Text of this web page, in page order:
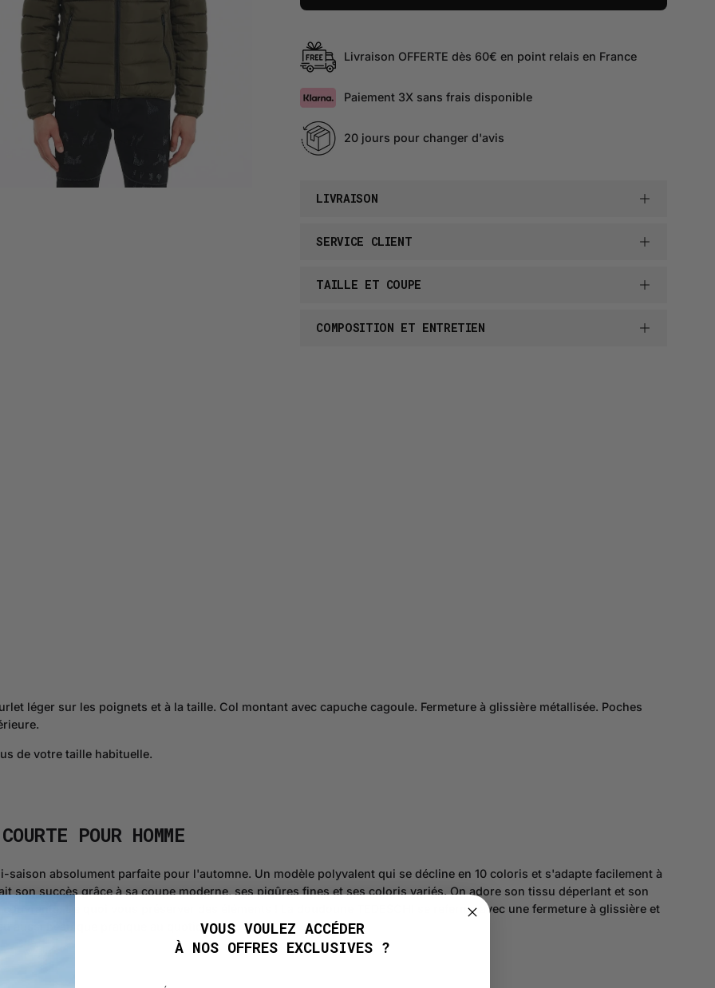
Livraison OFFERTE dès 60€ en point relais en France
Paiement 3X sans frais disponible
20 jours pour changer d'avis
LIVRAISON
SERVICE CLIENT
TAILLE ET COUPE
COMPOSITION ET ENTRETIEN
léger sur les poignets et à la taille. Col montant avec capuche cagoule. Fermeture à glissière métallisée. Poches
de votre taille habituelle.
POUR HOMME
saison absolument parfaite pour l'automne. Un modèle polyvalent qui se décline en 10 coloris et s'adapte facilement à
son succès grâce à sa coupe moderne, ses piqûres fines et ses coloris variés. On adore son tissu déperlant et son
De quoi vous préserver des éléments ! La doudoune TEDESCHI se referme avec une fermeture à glissière et
aussi beau que pratique au quotidien.VOUS VOULEZ ACCÉDER
À NOS OFFRES EXCLUSIVES ?